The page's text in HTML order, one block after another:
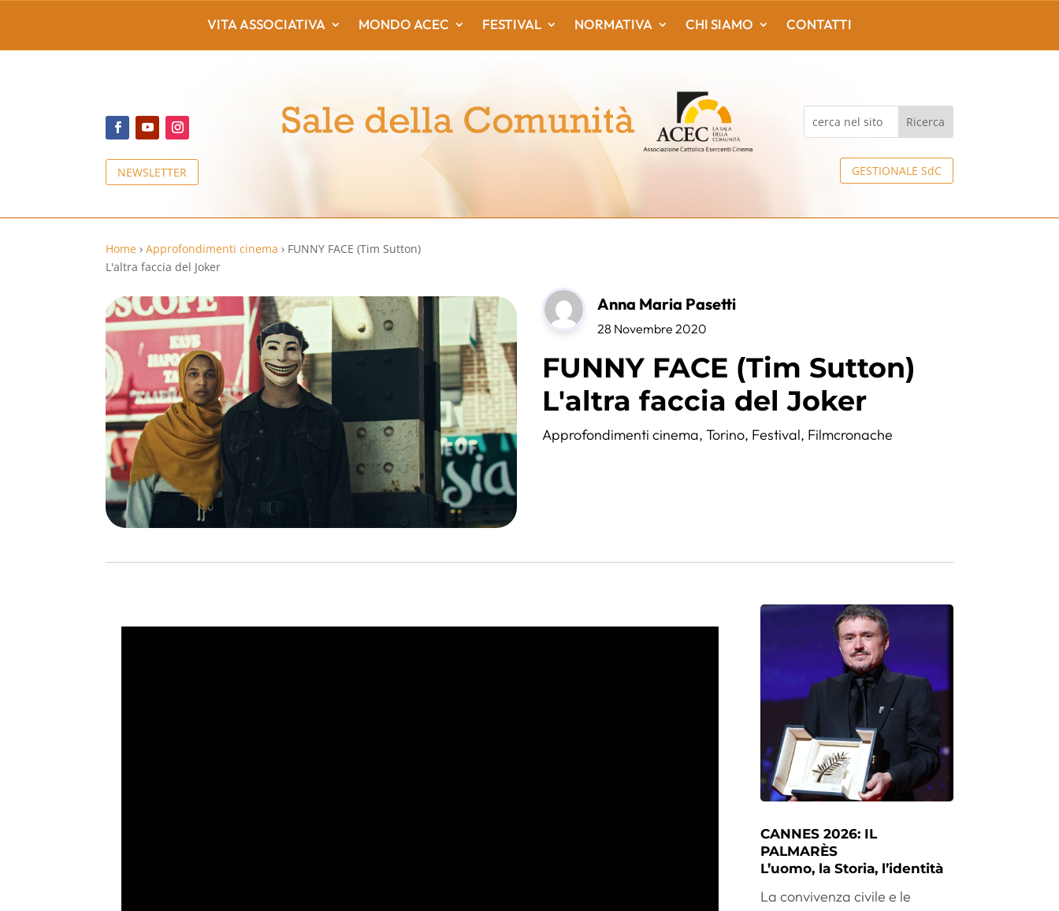
NEWSLETTER GESTIONALE SdC
VITA ASSOCIATIVA MONDO ACEC FESTIVAL NORMATIVA CHI SIAMO CONTATTI
Home › Approfondimenti cinema › FUNNY FACE (Tim Sutton)
L'altra faccia del Joker
Anna Maria Pasetti
28 Novembre 2020
FUNNY FACE (Tim Sutton)
L'altra faccia del Joker
Approfondimenti cinema,Torino, Festival, Filmcronache
CANNES 2026: IL
PALMARÈS
L’uomo, la Storia, l’identità
La convivenza civile e le